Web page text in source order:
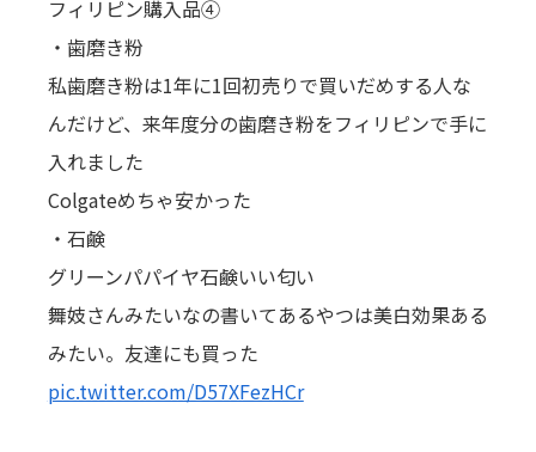
フィリピン購入品④
・歯磨き粉
私歯磨き粉は1年に1回初売りで買いだめする人な
んだけど、来年度分の歯磨き粉をフィリピンで手に
入れました
Colgateめちゃ安かった
・石鹸
グリーンパパイヤ石鹸いい匂い
舞妓さんみたいなの書いてあるやつは美白効果ある
みたい。友達にも買った
pic.twitter.com/D57XFezHCr